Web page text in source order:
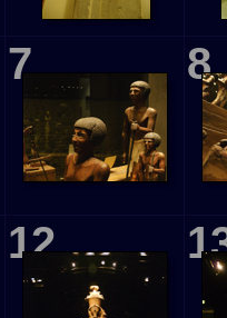
7 8
12